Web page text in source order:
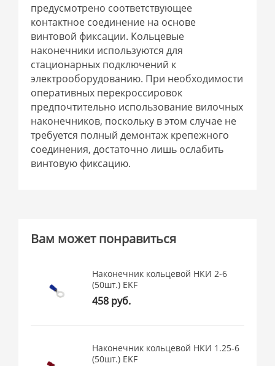
предусмотрено соответствующее
контактное соединение на основе
винтовой фиксации. Кольцевые
наконечники используются для
стационарных подключений к
электрооборудованию. При необходимости
оперативных перекроссировок
предпочтительно использование вилочных
наконечников, поскольку в этом случае не
требуется полный демонтаж крепежного
соединения, достаточно лишь ослабить
винтовую фиксацию.
Вам может понравиться
Наконечник кольцевой НКИ 2-6
(50шт.) EKF
458 руб.
Наконечник кольцевой НКИ 1.25-6
(50шт.) EKF